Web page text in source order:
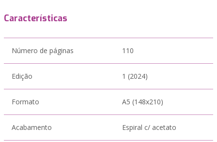
Características
Número de páginas 110
Edição 1 (2024)
Formato A5 (148x210)
Acabamento Espiral c/ acetato